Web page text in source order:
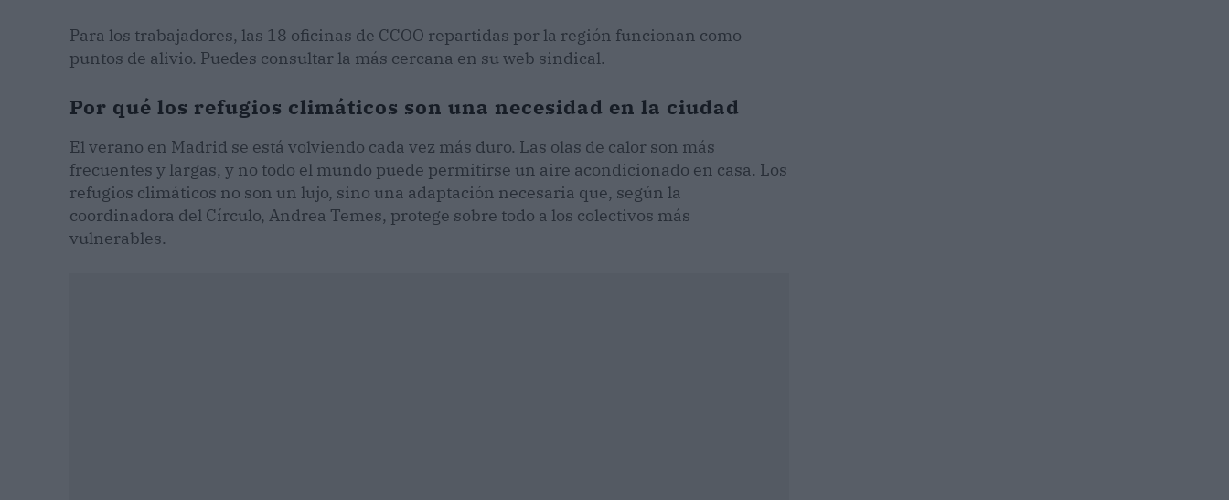
Para los trabajadores, las 18 oficinas de CCOO repartidas por la región funcionan como
puntos de alivio. Puedes consultar la más cercana en su web sindical.
Por qué los refugios climáticos son una necesidad en la ciudad
El verano en Madrid se está volviendo cada vez más duro. Las olas de calor son más
frecuentes y largas, y no todo el mundo puede permitirse un aire acondicionado en casa. Los
refugios climáticos no son un lujo, sino una adaptación necesaria que, según la
coordinadora del Círculo, Andrea Temes, protege sobre todo a los colectivos más
vulnerables.